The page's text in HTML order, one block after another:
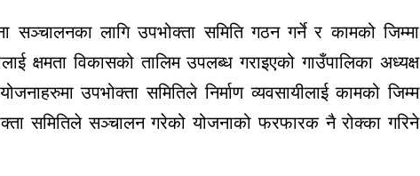
सञ्चालनका लागि उपभोक्ता समिति गठन गर्ने र कामको जिम्मा
क्षमता विकासको तालिम उपलब्ध गराइएको गाउँपालिका अध्यक्ष
उपभोक्ता समितिले निर्माण व्यवसायीलाई कामको जिम्म
समितिले सञ्चालन गरेको योजनाको फरफारक नै रोक्का गरिने